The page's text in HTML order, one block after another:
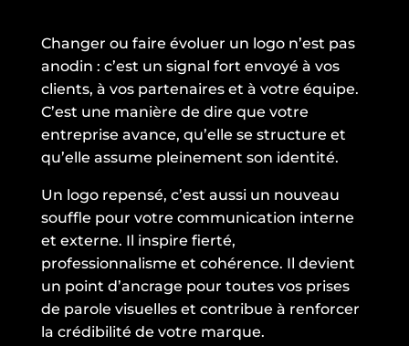
Changer ou faire évoluer un logo n’est pas
anodin : c’est un signal fort envoyé à vos
clients, à vos partenaires et à votre équipe.
C’est une manière de dire que votre
entreprise avance, qu’elle se structure et
qu’elle assume pleinement son identité.
Un logo repensé, c’est aussi un nouveau
souffle pour votre communication interne
et externe. Il inspire fierté,
professionnalisme et cohérence. Il devient
un point d’ancrage pour toutes vos prises
de parole visuelles et contribue à renforcer
la crédibilité de votre marque.